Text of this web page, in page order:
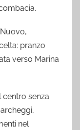
pranzo
verso Marina
centro senza
nel